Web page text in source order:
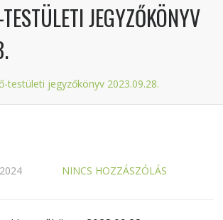
JEGYZŐKÖNYV
testületi jegyzőkönyv 2023.09.28.
NINCS HOZZÁSZÓLÁS